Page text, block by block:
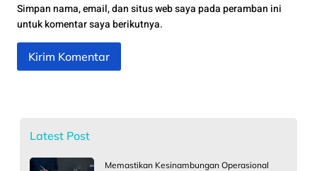
Simpan nama, email, dan situs web saya pada peramban ini
untuk komentar saya berikutnya.
Latest Post
Memastikan Kesinambungan Operasional